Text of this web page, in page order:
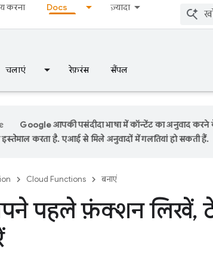
करना Docs ज़्यादा
चलाएं रेफ़रंस सैंपल
Google आपकी पसंदीदा भाषा में कॉन्टेंट का अनुवाद करने
करता है. एआई से मिले अनुवादों में गलतियां हो सकती हैं.
Cloud Functions बनाएं
पहले फ़ंक्शन लिखें,